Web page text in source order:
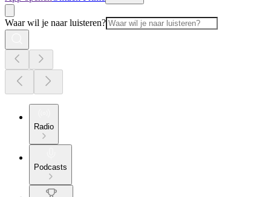
Waar wil je naar luisteren?
Radio
Podcasts